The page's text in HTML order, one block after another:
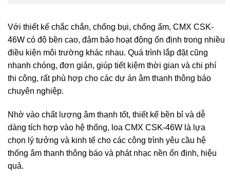
Với thiết kế chắc chắn, chống bụi, chống ẩm, CMX CSK-
46W có độ bền cao, đảm bảo hoạt động ổn định trong nhiều
điều kiện môi trường khác nhau. Quá trình lắp đặt cũng
nhanh chóng, đơn giản, giúp tiết kiệm thời gian và chi phí
thi công, rất phù hợp cho các dự án âm thanh thông báo
chuyên nghiệp.
Nhờ vào chất lượng âm thanh tốt, thiết kế bền bỉ và dễ
dàng tích hợp vào hệ thống, loa CMX CSK-46W là lựa
chọn lý tưởng và kinh tế cho các công trình yêu cầu hệ
thống âm thanh thông báo và phát nhạc nền ổn định, hiệu
quả.